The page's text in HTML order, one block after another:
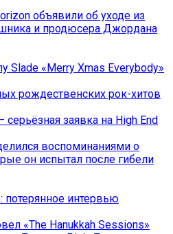
объявили об уходе из
и продюсера Джордана
Slade «Merry Xmas Everybody»
рождественских рок-хитов
серьёзная заявка на High End
воспоминаниями о
он испытал после гибели
потерянное интервью
«The Hanukkah Sessions»